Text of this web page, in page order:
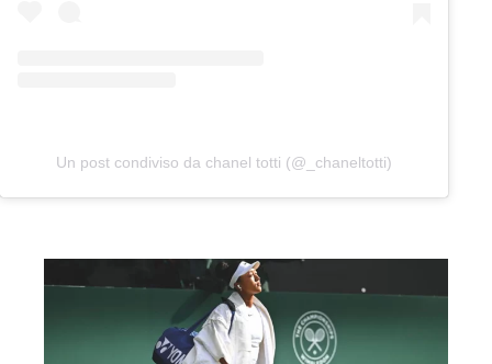
Un post condiviso da chanel totti (@_chaneltotti)